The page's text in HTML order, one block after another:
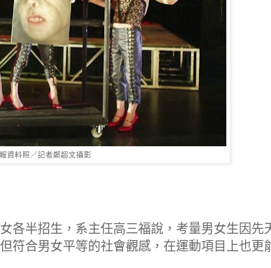
資料照／記者鄭超文攝影
各半招生，系主任高三福說，考量男女生因先
符合男女平等的社會觀感，在運動項目上也更